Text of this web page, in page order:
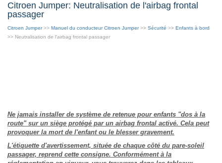
Citroen Jumper: Neutralisation de l'airbag frontal
passager
Citroen Jumper>> Manuel du conducteur Citroen Jumper>> Sécurité >> Enfants à bord
>> Neutralisation de l'airbag frontal passager
Ne jamais installer de système de retenue pour enfants "dos à la
route" sur un siège protégé par un airbag frontal activé. Cela peut
provoquer la mort de l'enfant ou le blesser gravement.
L'étiquette d'avertissement, située de chaque côté du pare-soleil
passager, reprend cette consigne. Conformément à la